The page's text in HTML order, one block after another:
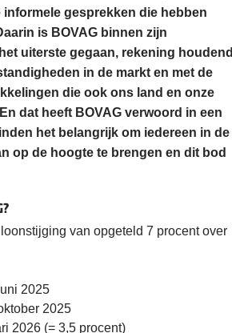
informele gesprekken die hebben
is BOVAG binnen zijn
uiterste gegaan, rekening
in de markt en met de
die ook ons land en onze
dat heeft BOVAG verwoord in een
het belangrijk om iedereen in de
op de hoogte te brengen en dit bod
van opgeteld 7 procent over
2025
2025
2026 (= 3,5 procent)